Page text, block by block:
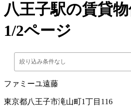
八王子駅の賃貸
1/2ページ
絞り込み条件なし
ファミーユ遠藤
東京都八王子市滝山町1丁目116